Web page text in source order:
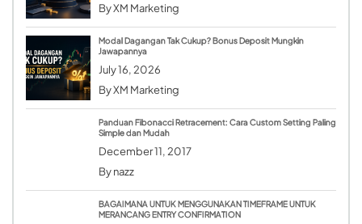
ByXM Marketing
Modal Dagangan Tak Cukup? Bonus Deposit Mungkin
Jawapannya
July 16, 2026
ByXM Marketing
Panduan Fibonacci Retracement: Cara Custom Setting Paling
Simple dan Mudah
December 11, 2017
Bynazz
BAGAIMANA UNTUK MENGGUNAKAN TIMEFRAME UNTUK
MERANCANG ENTRY CONFIRMATION